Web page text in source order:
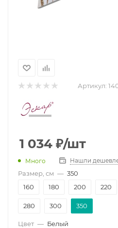
Артикул:
1 034 ₽/шт
Много Нашли
Размер, см — 350
160
180 200 220
280 300 350
Цвет — Белый